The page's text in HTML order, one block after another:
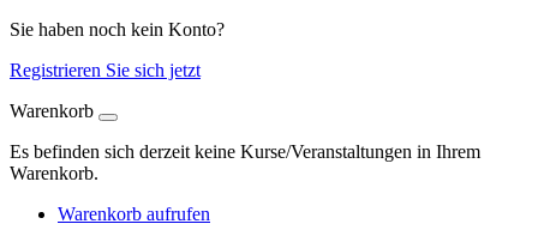
Sie haben noch kein Konto?
Registrieren Sie sich jetzt
Warenkorb
Es befinden sich derzeit keine Kurse/Veranstaltungen in Ihrem
Warenkorb.
Warenkorb aufrufen